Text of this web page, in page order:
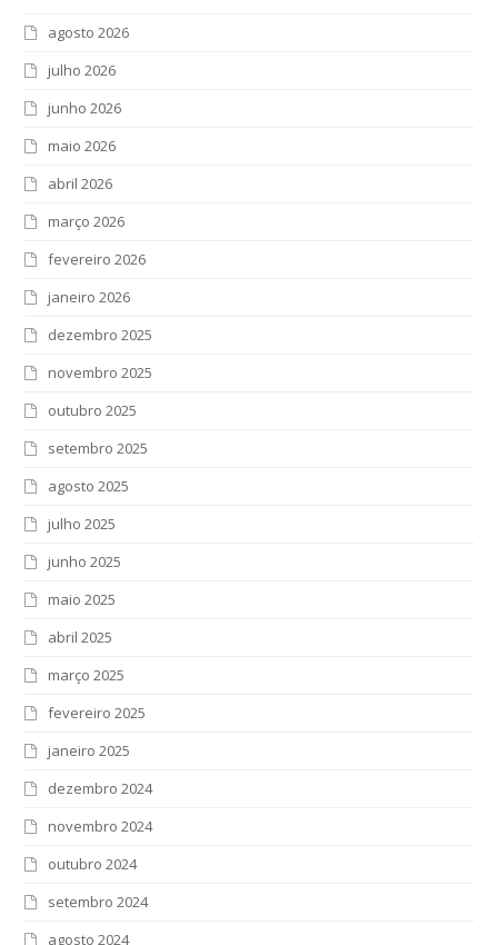
agosto 2026
julho 2026
junho 2026
maio 2026
abril 2026
março 2026
fevereiro 2026
janeiro 2026
dezembro 2025
novembro 2025
outubro 2025
setembro 2025
agosto 2025
julho 2025
junho 2025
maio 2025
abril 2025
março 2025
fevereiro 2025
janeiro 2025
dezembro 2024
novembro 2024
outubro 2024
setembro 2024
agosto 2024